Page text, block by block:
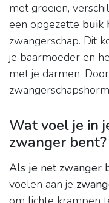
met groeien,
een opgezette buik
zwangerschap. Dit
je baarmoeder en
met je darmen.
Wat voel je in
zwanger bent?
Als je net zwanger
voelen aan je